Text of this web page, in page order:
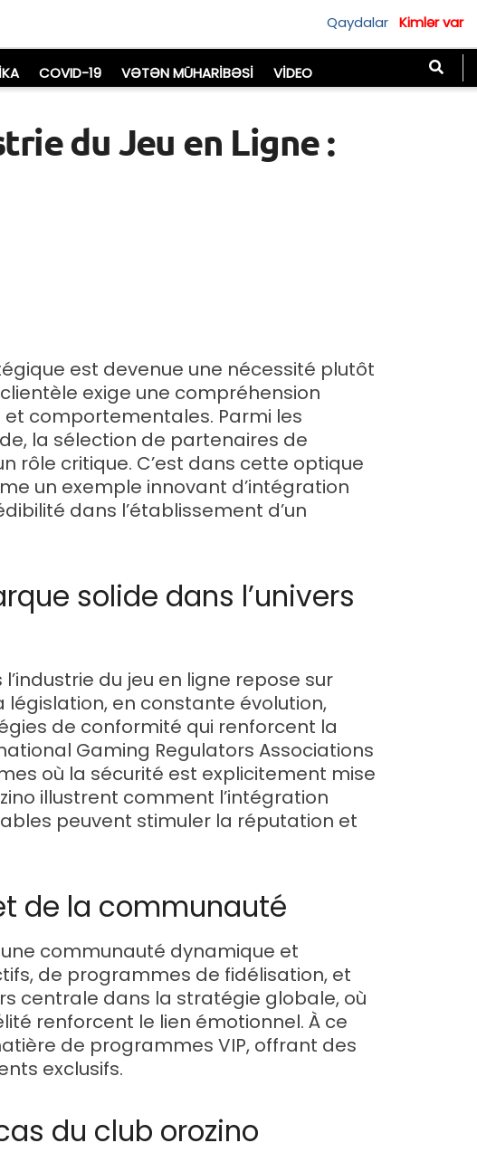
Qaydalar Kimlər var
COVID-19 VƏTƏN MÜHARIBƏSI VIDEO
du Jeu en Ligne :
est devenue une nécessité plutôt
exige une compréhension
comportementales. Parmi les
la sélection de partenaires de
rôle critique. C’est dans cette optique
un exemple innovant d’intégration
dans l’établissement d’un
solide dans l’univers
du jeu en ligne repose sur
législation, en constante évolution,
de conformité qui renforcent la
Gaming Regulators Associations
où la sécurité est explicitement mise
illustrent comment l’intégration
peuvent stimuler la réputation et
de la communauté
communauté dynamique et
de programmes de fidélisation, et
centrale dans la stratégie globale, où
renforcent le lien émotionnel. À ce
de programmes VIP, offrant des
exclusifs.
du club orozino